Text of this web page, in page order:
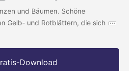
und Bäumen. Schöne
Gelb- und Rotblättern, die sich
Download